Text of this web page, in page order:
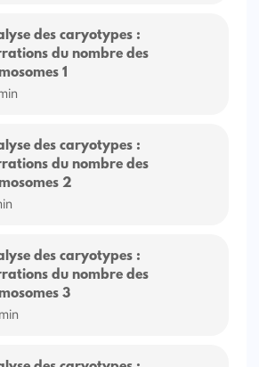
des caryotypes :
du nombre des
1
des caryotypes :
du nombre des
2
des caryotypes :
du nombre des
3